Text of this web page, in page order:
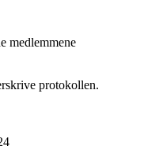
medlemmene
protokollen.